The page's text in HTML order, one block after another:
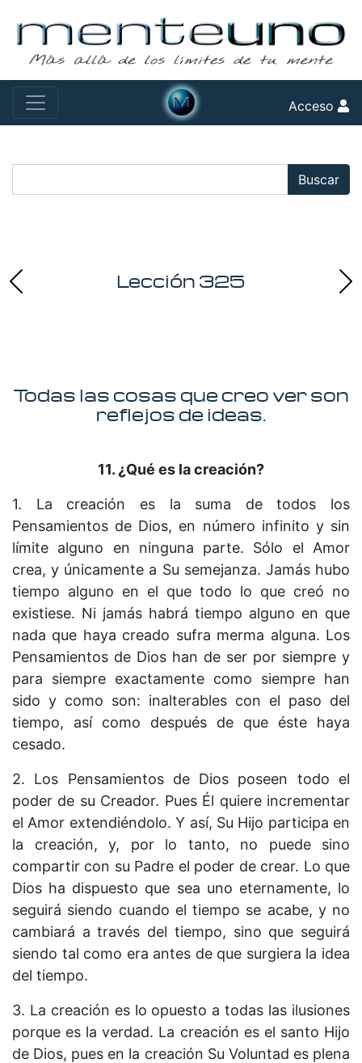
Acceso
Buscar
Lección 325
Todas las cosas que creo ver son
reflejos de ideas.
11. ¿Qué es la creación?
1. La creación es la suma de todos los
Pensamientos de Dios, en número infinito y sin
límite alguno en ninguna parte. Sólo el Amor
crea, y únicamente a Su semejanza. Jamás hubo
tiempo alguno en el que todo lo que creó no
existiese. Ni jamás habrá tiempo alguno en que
nada que haya creado sufra merma alguna. Los
Pensamientos de Dios han de ser por siempre y
para siempre exactamente como siempre han
sido y como son: inalterables con el paso del
tiempo, así como después de que éste haya
cesado.
2. Los Pensamientos de Dios poseen todo el
poder de su Creador. Pues Él quiere incrementar
el Amor extendiéndolo. Y así, Su Hijo participa en
la creación, y, por lo tanto, no puede sino
compartir con su Padre el poder de crear. Lo que
Dios ha dispuesto que sea uno eternamente, lo
seguirá siendo cuando el tiempo se acabe, y no
cambiará a través del tiempo, sino que seguirá
siendo tal como era antes de que surgiera la idea
del tiempo.
3. La creación es lo opuesto a todas las ilusiones
porque es la verdad. La creación es el santo Hijo
de Dios, pues en la creación Su Voluntad es plena